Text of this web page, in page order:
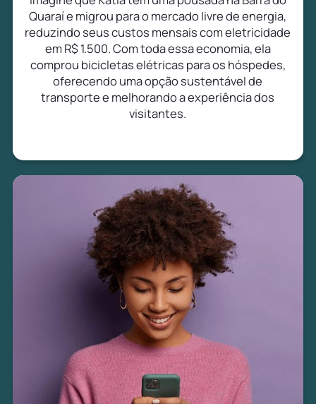
Quaraí e migrou para o mercado livre de energia,
reduzindo seus custos mensais com eletricidade
em R$ 1.500. Com toda essa economia, ela
comprou bicicletas elétricas para os hóspedes,
oferecendo uma opção sustentável de
transporte e melhorando a experiência dos
visitantes.